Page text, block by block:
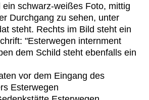
vor dem Eingang des
Esterwegen